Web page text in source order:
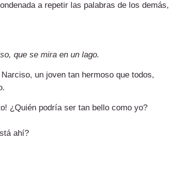
a repetir las palabras de los demás,
que se mira en un lago.
un joven tan hermoso que todos,
¿Quién podría ser tan bello como yo?
ahí?